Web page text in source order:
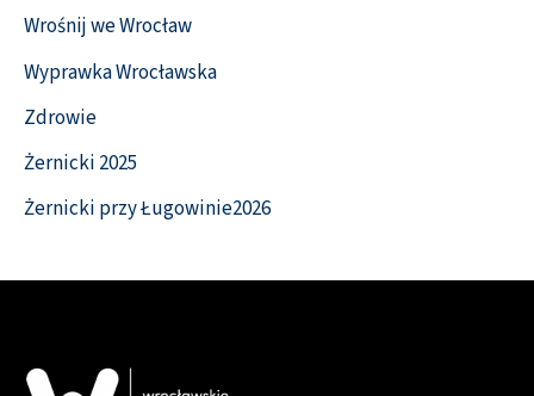
Wrośnij we Wrocław
Wyprawka Wrocławska
Zdrowie
Żernicki 2025
Żernicki przy Ługowinie2026